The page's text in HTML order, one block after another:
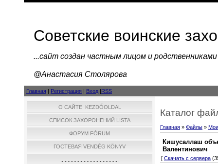
Советские воинские
...cайт создан частным лицом и
@Анастасия Столярова
Главная | Регистрация | Вход |RSS
О САЙТЕ KEZDŐOLDAL
СПИСОК ЗАХОРОНЕНИЙ LISTA
ФОРУМ FÓRUM
ГОСТЕВАЯ VENDÉG KÖNYV
Каталог
Главная » Файлы »
Кишусаллаш
Валентинович
[ Скачать с сервера